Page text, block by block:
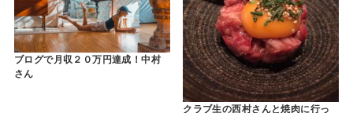
ブログで月収２０万円達成！中村
さん
クラブ生の西村さんと焼肉に行っ